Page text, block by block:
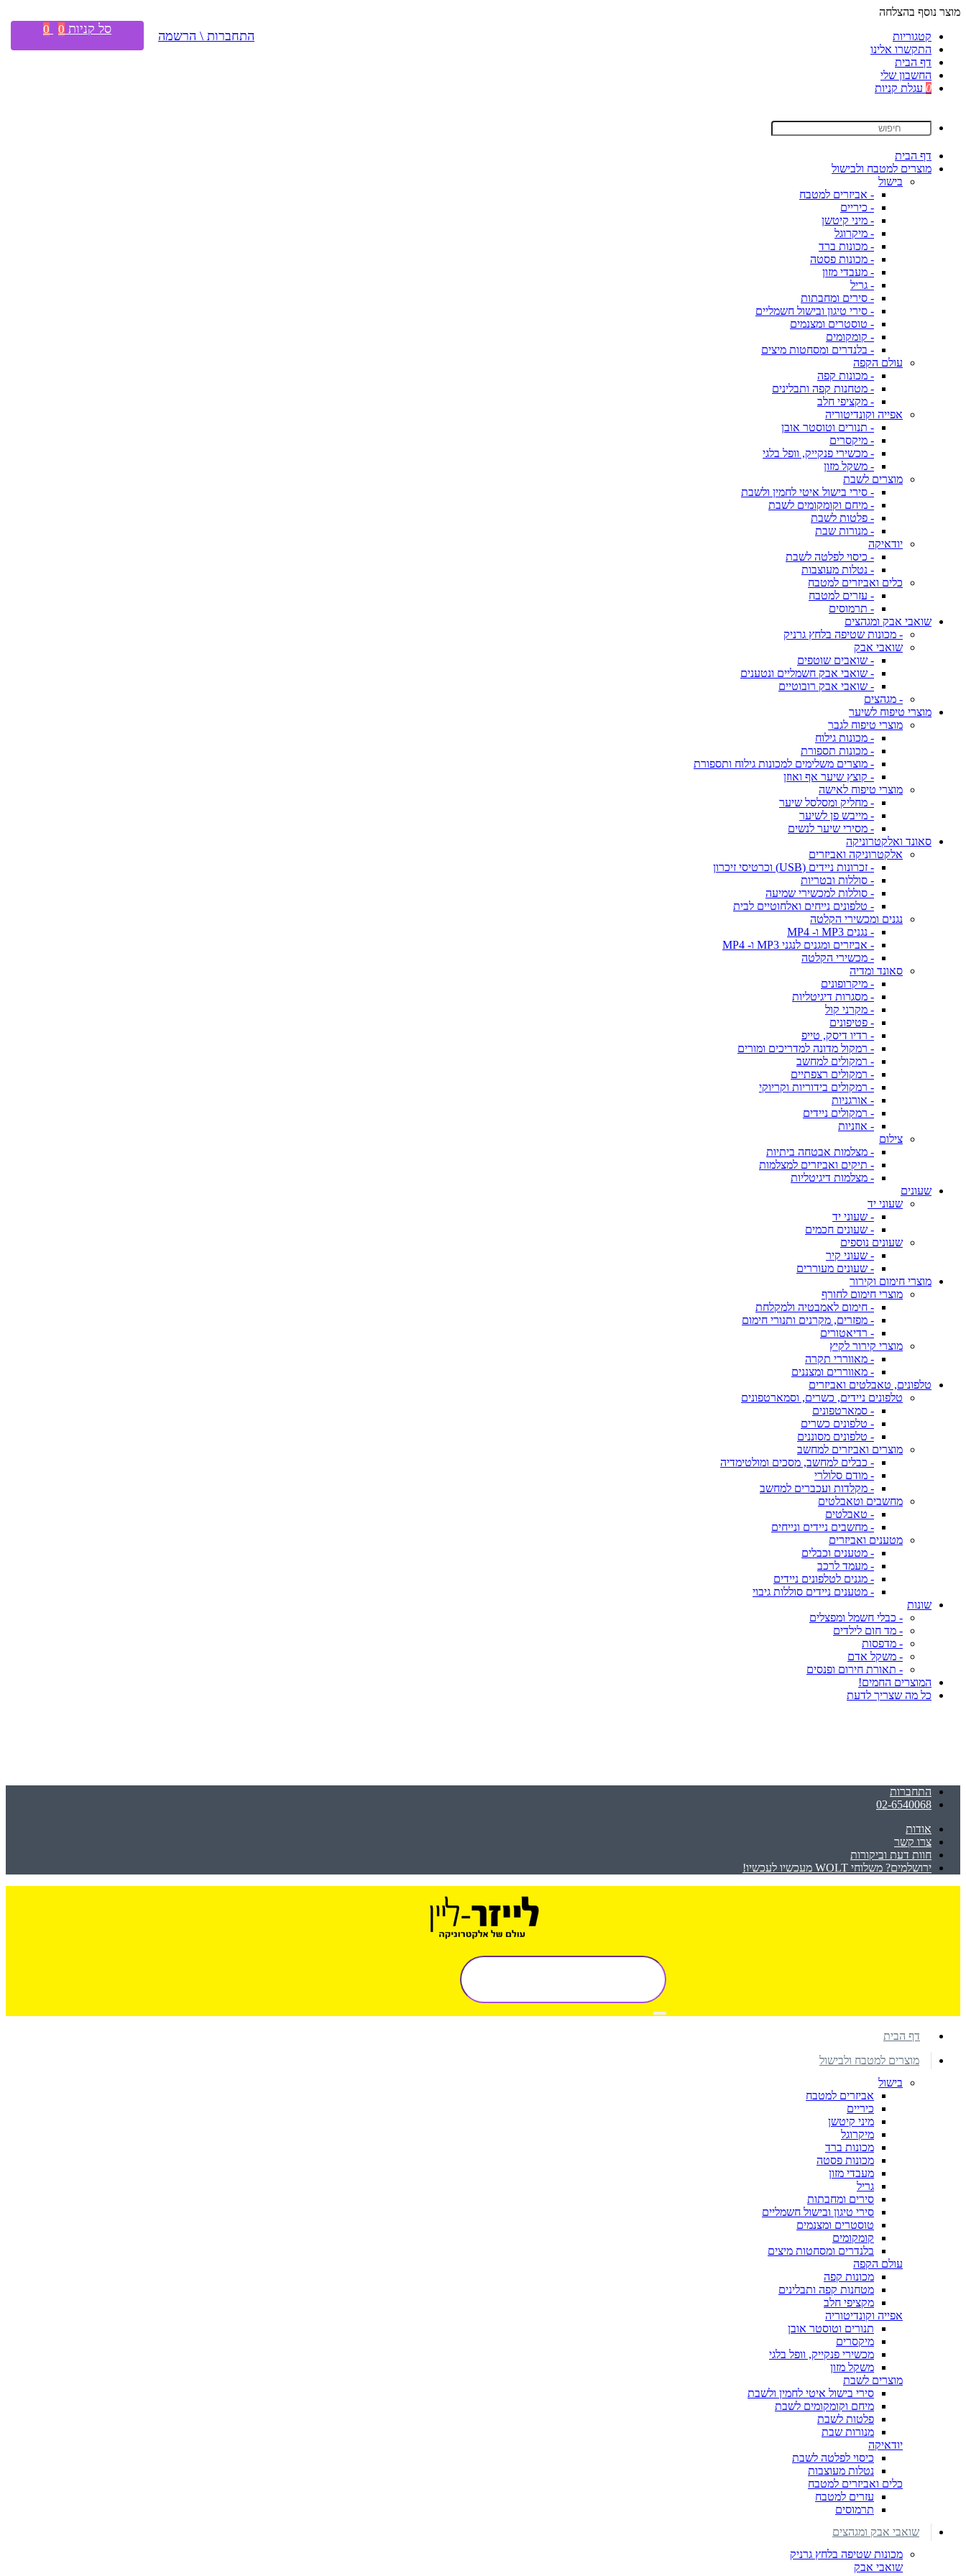
מוצר נוסף בהצלחה
קטגוריות
התקשרו אלינו
דף הבית
החשבון שלי
0 עגלת קניות
דף הבית
מוצרים למטבח ולבישול
בישול
- אביזרים למטבח
- כיריים
- מיני קיטשן
- מיקרוגל
- מכונות ברד
- מכונות פסטה
- מעבדי מזון
- גריל
- סירים ומחבתות
- סירי טיגון ובישול חשמליים
- טוסטרים ומצנמים
- קומקומים
- בלנדרים ומסחטות מיצים
עולם הקפה
- מכונות קפה
- מטחנות קפה ותבלינים
- מקציפי חלב
אפייה וקונדיטוריה
- תנורים וטוסטר אובן
- מיקסרים
- מכשירי פנקייק, וופל בלגי
- משקל מזון
מוצרים לשבת
- סירי בישול איטי לחמין ולשבת
- מיחם וקומקומים לשבת
- פלטות לשבת
- מנורות שבת
יודאיקה
- כיסוי לפלטה לשבת
- נטלות מעוצבות
כלים ואביזרים למטבח
- עזרים למטבח
- תרמוסים
שואבי אבק ומגהצים
- מכונות שטיפה בלחץ גרניק
שואבי אבק
- שואבים שוטפים
- שואבי אבק חשמליים ונטענים
- שואבי אבק רובוטיים
- מגהצים
מוצרי טיפוח לשיער
מוצרי טיפוח לגבר
- מכונות גילוח
- מכונות תספורת
- מוצרים משלימים למכונות גילוח ותספורת
- קוצץ שיער אף ואוזן
מוצרי טיפוח לאישה
- מחליק ומסלסל שיער
- מייבש פן לשיער
- מסירי שיער לנשים
סאונד ואלקטרוניקה
אלקטרוניקה ואביזרים
- זכרונות ניידים (USB) וכרטיסי זיכרון
- סוללות ובטריות
- סוללות למכשירי שמיעה
- טלפונים נייחים ואלחוטיים לבית
נגנים ומכשירי הקלטה
- נגנים MP3 ו- MP4
- אביזרים ומגנים לנגני MP3 ו- MP4
- מכשירי הקלטה
סאונד ומדיה
- מיקרופונים
- מסגרות דיגיטליות
- מקרני קול
- פטיפונים
- רדיו דיסק, טייפ
- רמקול מדונה למדריכים ומורים
- רמקולים למחשב
- רמקולים רצפתיים
- רמקולים בידוריות וקריוקי
- אורגניות
- רמקולים ניידים
- אוזניות
צילום
- מצלמות אבטחה ביתיות
- תיקים ואביזרים למצלמות
- מצלמות דיגיטליות
שעונים
שעוני יד
- שעוני יד
- שעונים חכמים
שעונים נוספים
- שעוני קיר
- שעונים מעוררים
מוצרי חימום וקירור
מוצרי חימום לחורף
- חימום לאמבטיה ולמקלחת
- מפזרים, מקרנים ותנורי חימום
- רדיאטורים
מוצרי קירור לקיץ
- מאווררי תקרה
- מאווררים ומצננים
טלפונים, טאבלטים ואביזרים
טלפונים ניידים, כשרים, וסמארטפונים
- סמארטפונים
- טלפונים כשרים
- טלפונים מסוננים
מוצרים ואביזרים למחשב
- כבלים למחשב, מסכים ומולטימדיה
- מודם סלולרי
- מקלדות ועכברים למחשב
מחשבים וטאבלטים
- טאבלטים
- מחשבים ניידים ונייחים
מטענים ואביזרים
- מטענים וכבלים
- מעמד לרכב
- מגנים לטלפונים ניידים
- מטענים ניידים סוללות גיבוי
שונות
- כבלי חשמל ומפצלים
- מד חום לילדים
- מדפסות
- משקל אדם
- תאורת חירום ופנסים
המוצרים החמים!
כל מה שצריך לדעת
התחברות
02-6540068
אודות
צרו קשר
חוות דעת וביקורות
ירושלמים? משלוחי WOLT מעכשיו לעכשיו!
התחברות \ הרשמה סל קניות 0
0
דף הבית
מוצרים למטבח ולבישול
בישול
אביזרים למטבח
כיריים
מיני קיטשן
מיקרוגל
מכונות ברד
מכונות פסטה
מעבדי מזון
גריל
סירים ומחבתות
סירי טיגון ובישול חשמליים
טוסטרים ומצנמים
קומקומים
בלנדרים ומסחטות מיצים
עולם הקפה
מכונות קפה
מטחנות קפה ותבלינים
מקציפי חלב
אפייה וקונדיטוריה
תנורים וטוסטר אובן
מיקסרים
מכשירי פנקייק, וופל בלגי
משקל מזון
מוצרים לשבת
סירי בישול איטי לחמין ולשבת
מיחם וקומקומים לשבת
פלטות לשבת
מנורות שבת
יודאיקה
כיסוי לפלטה לשבת
נטלות מעוצבות
כלים ואביזרים למטבח
עזרים למטבח
תרמוסים
שואבי אבק ומגהצים
מכונות שטיפה בלחץ גרניק
שואבי אבק